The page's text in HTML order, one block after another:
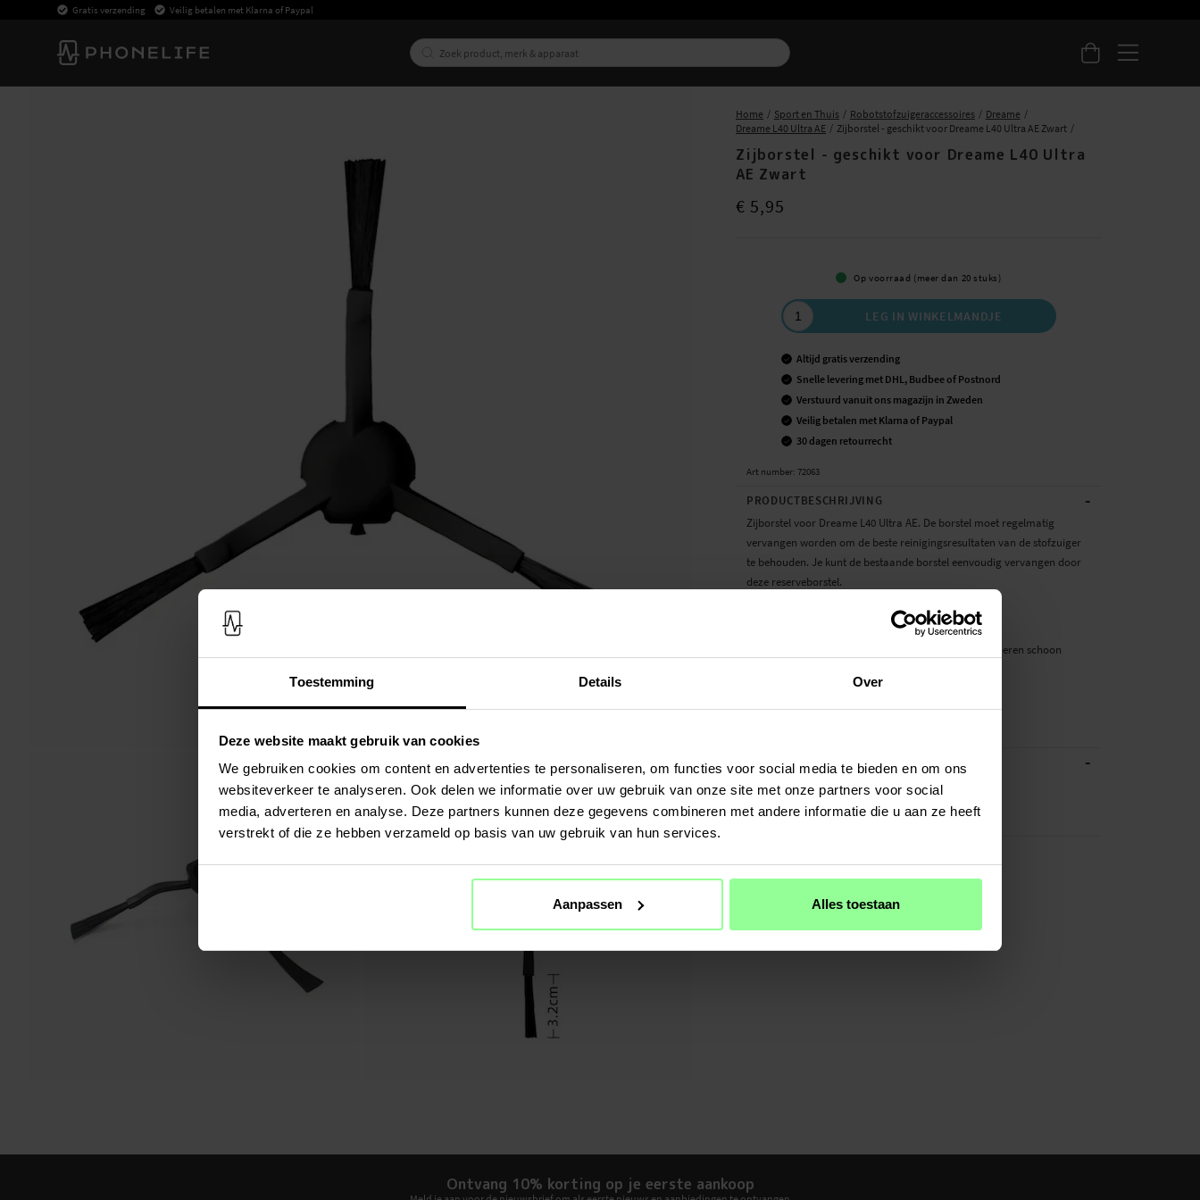
Toestemming Details Over
Deze website maakt gebruik van cookies
We gebruiken cookies om content en advertenties te personaliseren, om functies voor social media te bieden en om ons
websiteverkeer te analyseren. Ook delen we informatie over uw gebruik van onze site met onze partners voor social
media, adverteren en analyse. Deze partners kunnen deze gegevens combineren met andere informatie die u aan ze heeft
verstrekt of die ze hebben verzameld op basis van uw gebruik van hun services.
Aanpassen Alles toestaan
Gratis verzending Veilig betalen met Klarna of Paypal
Home Sport en Thuis Robotstofzuigeraccessoires
Dreame
Dreame L40 Ultra AE
Zijborstel - geschikt voor Dreame L40 Ultra AE Zwart
Zijborstel - geschikt voor Dreame L40 Ultra
AE Zwart
Prijs € 5,95
€ 5,95
Op voorraad (meer dan 20 stuks)
LEG IN WINKELMANDJE
Altijd gratis verzending
Snelle levering met DHL, Budbee of Postnord
Verstuurd vanuit ons magazijn in Zweden
Veilig betalen met Klarna of Paypal
30 dagen retourrecht
Art number: 72063
PRODUCTBESCHRIJVING -
Zijborstel voor Dreame L40 Ultra AE. De borstel moet regelmatig
vervangen worden om de beste reinigingsresultaten van de stofzuiger
te behouden. Je kunt de bestaande borstel eenvoudig vervangen door
deze reserveborstel.
Let op: Product van een derde partij, geen origineel.
- Nieuwe borstel voor de robotstofzuiger houdt de vloeren schoon
SPECIFICATIES -
Kleur
Materiaal
Plastic
Ontvang 10% korting op je eerste aankoop